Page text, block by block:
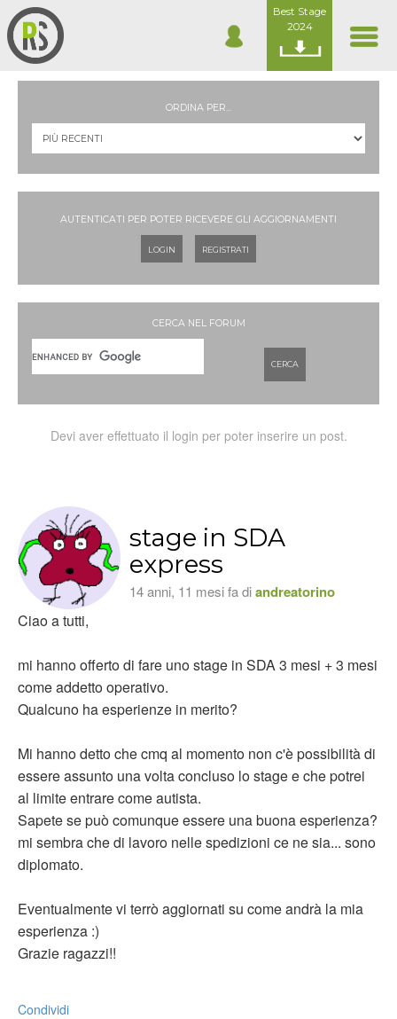
Best Stage
2024
ORDINA PER...
AUTENTICATI PER POTER RICEVERE GLI AGGIORNAMENTI
LOGIN REGISTRATI
CERCA NEL FORUM
CERCA
Devi aver effettuato il login per poter inserire un post.
stage in SDA
express
14 anni, 11 mesi fa diandreatorino
Ciao a tutti,
mi hanno offerto di fare uno stage in SDA 3 mesi + 3 mesi
come addetto operativo.
Qualcuno ha esperienze in merito?
Mi hanno detto che cmq al momento non c'è possibilità di
essere assunto una volta concluso lo stage e che potrei
al limite entrare come autista.
Sapete se può comunque essere una buona esperienza?
mi sembra che di lavoro nelle spedizioni ce ne sia... sono
diplomato.
Eventualmente vi terrò aggiornati su come andrà la mia
esperienza :)
Grazie ragazzi!!
Condividi